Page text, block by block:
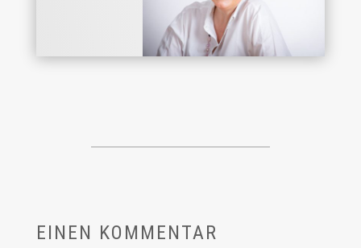
EINEN KOMMENTAR